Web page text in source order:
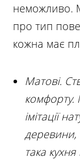
неможливо.
про тип
кожна має
Матові.
комфорту.
імітації
деревини,
така